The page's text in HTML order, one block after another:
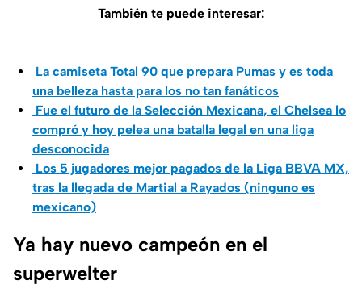
También te puede interesar:
La camiseta Total 90 que prepara Pumas y es toda
una belleza hasta para los no tan fanáticos
Fue el futuro de la Selección Mexicana, el Chelsea lo
compró y hoy pelea una batalla legal en una liga
desconocida
Los 5 jugadores mejor pagados de la Liga BBVA MX,
tras la llegada de Martial a Rayados (ninguno es
mexicano)
Ya hay nuevo campeón en el
superwelter